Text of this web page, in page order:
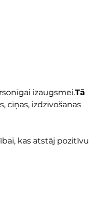
izaugsmei.Tā
cīņas, izdzīvošanas
kas atstāj pozitīvu